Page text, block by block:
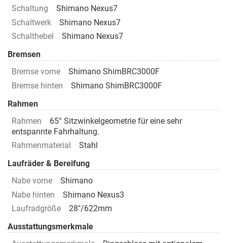
Schaltung
Shimano Nexus7
Schaltwerk
Shimano Nexus7
Schalthebel
Shimano Nexus7
Bremsen
Bremse vorne
Shimano ShimBRC3000F
Bremse hinten
Shimano ShimBRC3000F
Rahmen
Rahmen
65° Sitzwinkelgeometrie für eine sehr
entspannte Fahrhaltung.
Rahmenmaterial
Stahl
Laufräder & Bereifung
Nabe vorne
Shimano
Nabe hinten
Shimano Nexus3
Laufradgröße
28"/622mm
Ausstattungsmerkmale